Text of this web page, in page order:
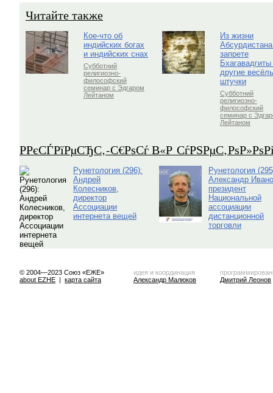
Читайте также
Кое-что об
индийских богах
и индийских снах
Субботний
религиозно-
философский
семинар с Эдгаром
Лейтаном
Из жизни
запрете
Бхагавадгиты
другие
штучки
Субботний
религиозно-
философский
семинар с
Лейтаном
Р­РєСЃРїРµСЂС‚-С€РѕСѓ В«Р
Рунетология (296):
Андрей
Колесников,
директор
Ассоциации
интернета вещей
Рунетология
Александр
президент
Национальной
ассоциации
дистанционной
торговли
© 2004—2023 Союз «ЕЖЕ»
about EZHE | карта сайта
идея и координация
Александр Малюков
Дмитрий Леонов